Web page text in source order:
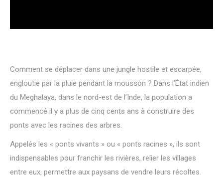
Comment se déplacer dans une jungle hostile et escarpée,
engloutie par la pluie pendant la mousson ? Dans l’État indien
du Meghalaya, dans le nord-est de l’Inde, la population a
commencé il y a plus de cinq cents ans à construire des
ponts avec les racines des arbres.
Appelés les « ponts vivants » ou « ponts racines », ils sont
indispensables pour franchir les rivières, relier les villages
entre eux, permettre aux paysans de vendre leurs récoltes.